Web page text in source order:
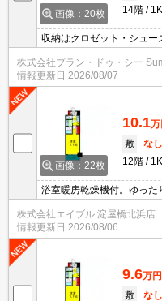
画像：20枚
14階
1K
収納はクロゼット・シュー
オートロックなどを備え付
設備は洗面所独立・浴室乾
株式会社プラン・ドゥ・シー
情報更新日 2026/08/07
画像：22枚
10.1万
敷
なし
12階
1K
浴室暖房乾燥機付。ゆった
株式会社エイブル 淀屋橋北浜店
情報更新日 2026/08/06
9.6万円
敷
なし